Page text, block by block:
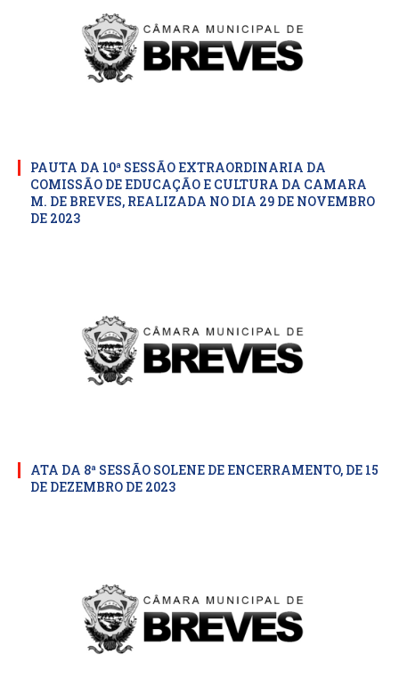
PAUTA DA 10ª SESSÃO EXTRAORDINARIA DA
COMISSÃO DE EDUCAÇÃO E CULTURA DA CAMARA
M. DE BREVES, REALIZADA NO DIA 29 DE NOVEMBRO
DE 2023
ATA DA 8ª SESSÃO SOLENE DE ENCERRAMENTO, DE 15
DE DEZEMBRO DE 2023